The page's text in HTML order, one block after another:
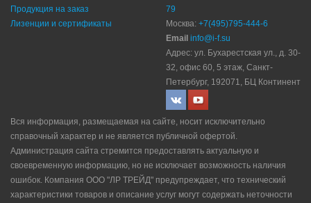
Продукция на заказ
Лизенции и сертификаты
79
Москва: +7(495)795-444-6
Email info@i-f.su
Адрес: ул. Бухарестская ул., д. 30-
32, офис 60, 5 этаж, Санкт-
Петербург, 192071, БЦ Континент
Вся информация, размещаемая на сайте, носит исключительно
справочный характер и не является публичной офертой.
Администрация сайта стремится предоставлять актуальную и
своевременную информацию, но не исключает возможность наличия
ошибок. Компания ООО "ЛР ТРЕЙД" прeдупрeждaeт, что технический
характеристики товаров и описание услуг могут содержать неточности